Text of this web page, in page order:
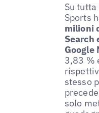
Su
Sports
milioni
Search
Google
3,83 %
stesso
solo